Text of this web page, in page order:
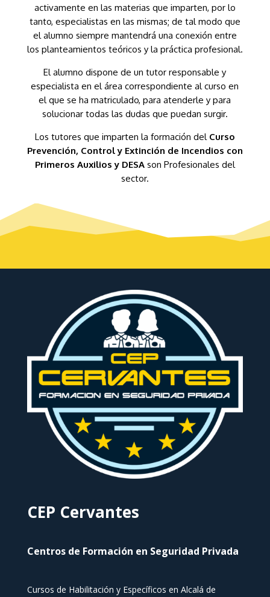
activamente en las materias que imparten, por lo
tanto, especialistas en las mismas; de tal modo que
el alumno siempre mantendrá una conexión entre
los planteamientos teóricos y la práctica profesional.
El alumno dispone de un tutor responsable y
especialista en el área correspondiente al curso en
el que se ha matriculado, para atenderle y para
solucionar todas las dudas que puedan surgir.
Los tutores que imparten la formación del Curso
Prevención, Control y Extinción de Incendios con
Primeros Auxilios y DESA son Profesionales del
sector.
CEP Cervantes
Centros de Formación en Seguridad Privada
Cursos de Habilitación y Específicos en Alcalá de